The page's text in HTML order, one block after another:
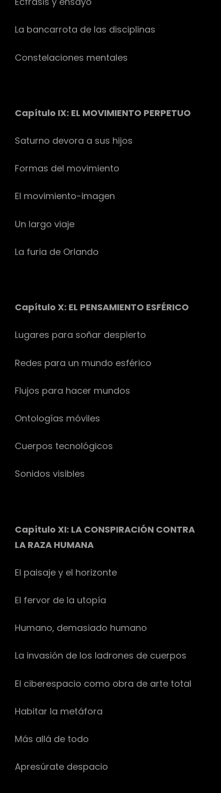
La bancarrota de las disciplinas
Constelaciones mentales
Capítulo IX: EL MOVIMIENTO PERPETUO
Saturno devora a sus hijos
Formas del movimiento
El movimiento-imagen
Un largo viaje
La furia de Orlando
Capítulo X: EL PENSAMIENTO ESFÉRICO
Lugares para soñar despierto
Redes para un mundo esférico
Flujos para hacer mundos
Ontologías móviles
Cuerpos tecnológicos
Sonidos visibles
Capítulo XI: LA CONSPIRACIÓN CONTRA
LA RAZA HUMANA
El paisaje y el horizonte
El fervor de la utopía
Humano, demasiado humano
La invasión de los ladrones de cuerpos
El ciberespacio como obra de arte total
Habitar la metáfora
Más allá de todo
Apresúrate despacio